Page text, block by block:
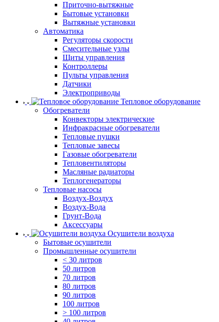
Приточно-вытяжные
Бытовые установки
Вытяжные установки
Автоматика
Регуляторы скорости
Смесительные узлы
Щиты управления
Контроллеры
Пульты управления
Датчики
Электроприводы
Тепловое оборудование
Обогреватели
Конвекторы электрические
Инфракрасные обогреватели
Тепловые пушки
Тепловые завесы
Газовые обогреватели
Тепловентиляторы
Масляные радиаторы
Теплогенераторы
Тепловые насосы
Воздух-Воздух
Воздух-Вода
Грунт-Вода
Аксессуары
Осушители воздуха
Бытовые осушители
Промышленные осушители
< 30 литров
50 литров
70 литров
80 литров
90 литров
100 литров
> 100 литров